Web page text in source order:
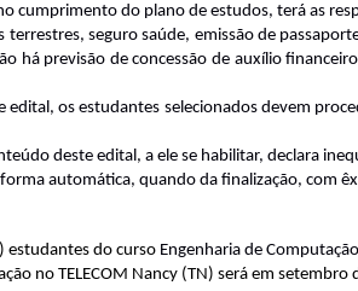
cumprimento do plano de estudos, terá as
terrestres, seguro saúde, emissão de
há previsão de concessão de auxílio
os estudantes selecionados devem
deste edital, a ele se habilitar, declara
automática, quando da finalização, com
estudantes do curso Engenharia de Computação
no TELECOM Nancy (TN) será em setembro